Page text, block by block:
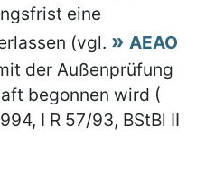
eine
(vgl.
AEAO
der Außenprüfung
begonnen wird (
I R 57/93, BStBl II